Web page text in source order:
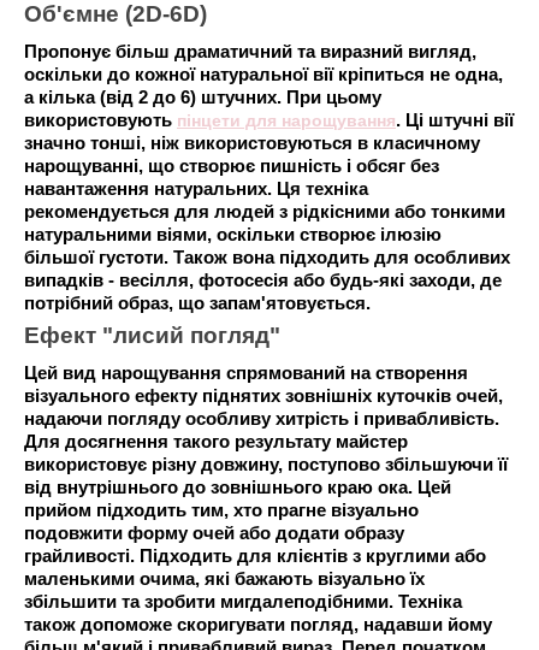
Об'ємне (2D-6D)
Пропонує більш драматичний та виразний вигляд,
оскільки до кожної натуральної вії кріпиться не одна,
а кілька (від 2 до 6) штучних. При цьому
використовують пінцети для нарощування. Ці штучні вії
значно тонші, ніж використовуються в класичному
нарощуванні, що створює пишність і обсяг без
навантаження натуральних. Ця техніка
рекомендується для людей з рідкісними або тонкими
натуральними віями, оскільки створює ілюзію
більшої густоти. Також вона підходить для особливих
випадків - весілля, фотосесія або будь-які заходи, де
потрібний образ, що запам'ятовується.
Ефект "лисий погляд"
Цей вид нарощування спрямований на створення
візуального ефекту піднятих зовнішніх куточків очей,
надаючи погляду особливу хитрість і привабливість.
Для досягнення такого результату майстер
використовує різну довжину, поступово збільшуючи її
від внутрішнього до зовнішнього краю ока. Цей
прийом підходить тим, хто прагне візуально
подовжити форму очей або додати образу
грайливості. Підходить для клієнтів з круглими або
маленькими очима, які бажають візуально їх
збільшити та зробити мигдалеподібними. Техніка
також допоможе скоригувати погляд, надавши йому